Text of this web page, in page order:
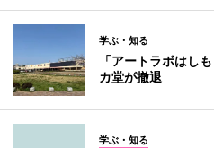
学ぶ・知る
「アートラボはし
カ堂が撤退
学ぶ・知る